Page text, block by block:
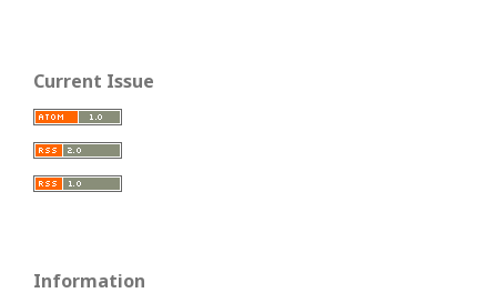
Current Issue
Information